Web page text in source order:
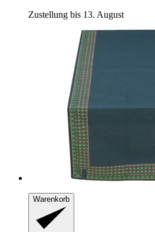
Zustellung bis 13. August
Warenkorb